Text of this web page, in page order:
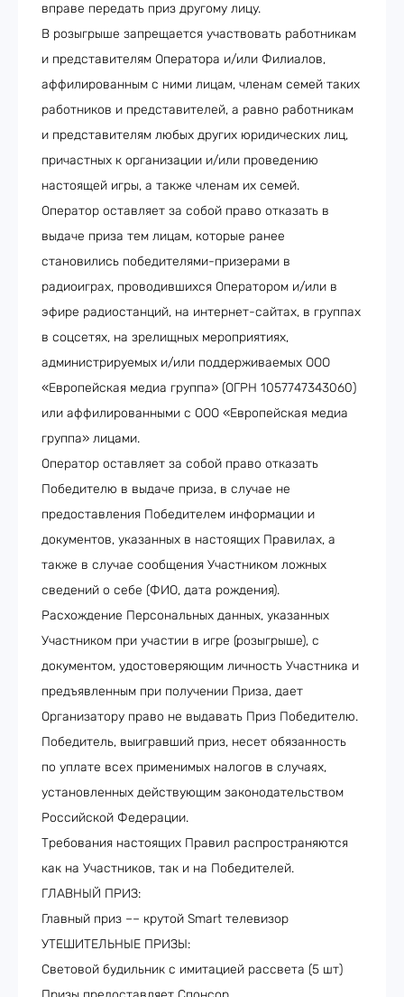
вправе передать приз другому лицу.
В розыгрыше запрещается участвовать работникам
и представителям Оператора и/или Филиалов,
аффилированным с ними лицам, членам семей таких
работников и представителей, а равно работникам
и представителям любых других юридических лиц,
причастных к организации и/или проведению
настоящей игры, а также членам их семей.
Оператор оставляет за собой право отказать в
выдаче приза тем лицам, которые ранее
становились победителями-призерами в
радиоиграх, проводившихся Оператором и/или в
эфире радиостанций, на интернет-сайтах, в группах
в соцсетях, на зрелищных мероприятиях,
администрируемых и/или поддерживаемых ООО
«Европейская медиа группа» (ОГРН 1057747343060)
или аффилированными с ООО «Европейская медиа
группа» лицами.
Оператор оставляет за собой право отказать
Победителю в выдаче приза, в случае не
предоставления Победителем информации и
документов, указанных в настоящих Правилах, а
также в случае сообщения Участником ложных
сведений о себе (ФИО, дата рождения).
Расхождение Персональных данных, указанных
Участником при участии в игре (розыгрыше), с
документом, удостоверяющим личность Участника и
предъявленным при получении Приза, дает
Организатору право не выдавать Приз Победителю.
Победитель, выигравший приз, несет обязанность
по уплате всех применимых налогов в случаях,
установленных действующим законодательством
Российской Федерации.
Требования настоящих Правил распространяются
как на Участников, так и на Победителей.
ГЛАВНЫЙ ПРИЗ:
Главный приз –– крутой Smart телевизор
УТЕШИТЕЛЬНЫЕ ПРИЗЫ:
Cветовой будильник с имитацией рассвета (5 шт)